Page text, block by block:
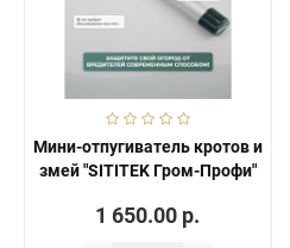
Мини-отпугиватель кротов и
змей "SITITEK Гром-Профи"
1 650.00 р.